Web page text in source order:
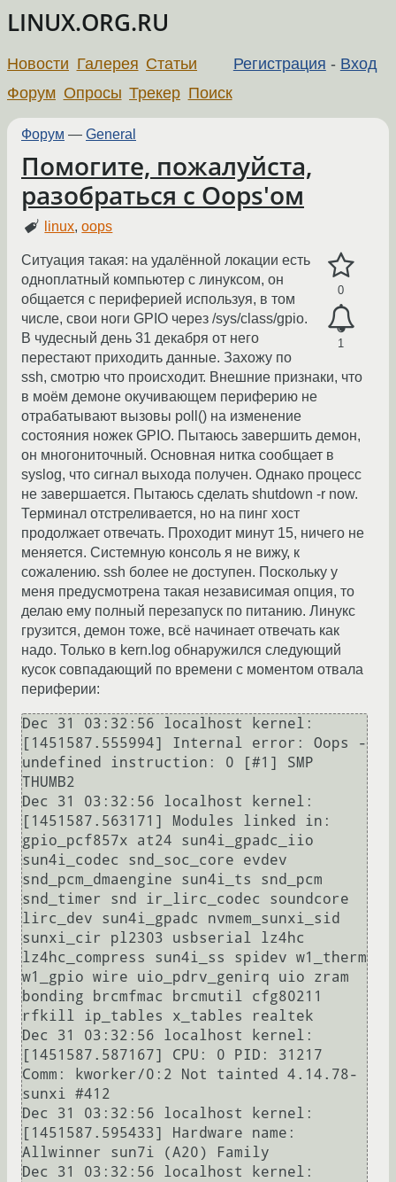
LINUX.ORG.RU
Регистрация - Вход
Новости Галерея Статьи
Форум Опросы Трекер Поиск
Форум — General
Помогите, пожалуйста,
разобраться с Oops'ом
linux,oops
0
1
Ситуация такая: на удалённой локации есть
одноплатный компьютер с линуксом, он
общается с периферией используя, в том
числе, свои ноги GPIO через /sys/class/gpio.
В чудесный день 31 декабря от него
перестают приходить данные. Захожу по
ssh, смотрю что происходит. Внешние признаки, что
в моём демоне окучивающем периферию не
отрабатывают вызовы poll() на изменение
состояния ножек GPIO. Пытаюсь завершить демон,
он многониточный. Основная нитка сообщает в
syslog, что сигнал выхода получен. Однако процесс
не завершается. Пытаюсь сделать shutdown -r now.
Терминал отстреливается, но на пинг хост
продолжает отвечать. Проходит минут 15, ничего не
меняется. Системную консоль я не вижу, к
сожалению. ssh более не доступен. Поскольку у
меня предусмотрена такая независимая опция, то
делаю ему полный перезапуск по питанию. Линукс
грузится, демон тоже, всё начинает отвечать как
надо. Только в kern.log обнаружился следующий
кусок совпадающий по времени с моментом отвала
периферии:
Dec 31 03:32:56 localhost kernel:
[1451587.555994] Internal error: Oops -
undefined instruction: 0 [#1] SMP
THUMB2
Dec 31 03:32:56 localhost kernel:
[1451587.563171] Modules linked in:
gpio_pcf857x at24 sun4i_gpadc_iio
sun4i_codec snd_soc_core evdev
snd_pcm_dmaengine sun4i_ts snd_pcm
snd_timer snd ir_lirc_codec soundcore
lirc_dev sun4i_gpadc nvmem_sunxi_sid
sunxi_cir pl2303 usbserial lz4hc
lz4hc_compress sun4i_ss spidev w1_therm
w1_gpio wire uio_pdrv_genirq uio zram
bonding brcmfmac brcmutil cfg80211
rfkill ip_tables x_tables realtek
Dec 31 03:32:56 localhost kernel:
[1451587.587167] CPU: 0 PID: 31217
Comm: kworker/0:2 Not tainted 4.14.78-
sunxi #412
Dec 31 03:32:56 localhost kernel:
[1451587.595433] Hardware name:
Allwinner sun7i (A20) Family
Dec 31 03:32:56 localhost kernel: